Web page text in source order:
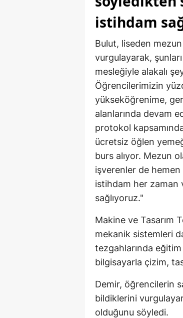
istihdam
Bulut, liseden mezun
vurgulayarak,
mesleğiyle alakalı
Öğrencilerimizin
yükseköğrenime,
alanlarında devam
protokol
ücretsiz öğlen
burs alıyor. Mezun
işverenler de
istihdam her zaman
sağlıyoruz."
Makine ve Tasarım
mekanik sistemleri
tezgahlarında eğitim
bilgisayarla çizim,
Demir, öğrencilerin
bildiklerini
olduğunu söyledi.